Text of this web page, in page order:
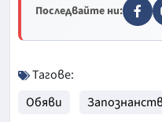
Последвайте ни:
Тагове:
Обяви